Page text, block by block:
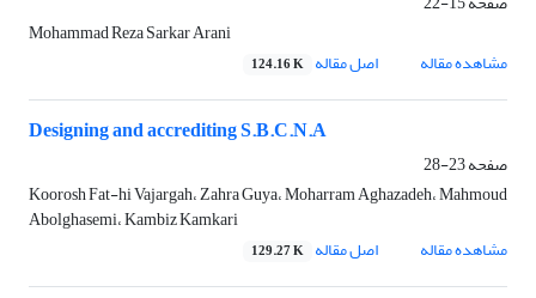
Mohammad Reza Sarkar Arani
مشاهده مقاله
اصل مقاله 124.16 K
Designing and accrediting S.B.C.N.A
صفحه23-28
Koorosh Fat-hi Vajargah، Zahra Guya، Moharram Aghazadeh، Mahmoud
Abolghasemi، Kambiz Kamkari
مشاهده مقاله
اصل مقاله 129.27 K